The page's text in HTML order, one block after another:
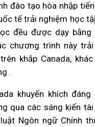
đào tạo hòa nhập
tế trải nghiệm học
đều được dạy bằng
chương trình này
khắp Canada,
.
khuyến khích
qua các sáng kiến
Ngôn ngữ Chính